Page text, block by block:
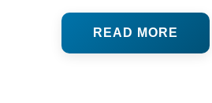
READ MORE